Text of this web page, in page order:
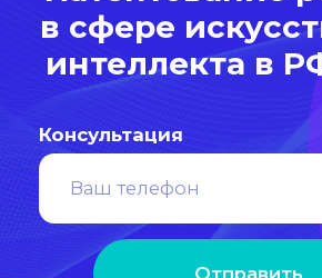
Консультация
Отправить
обработку персональных данных в соответствии с
Входим в ведущие рейтинги